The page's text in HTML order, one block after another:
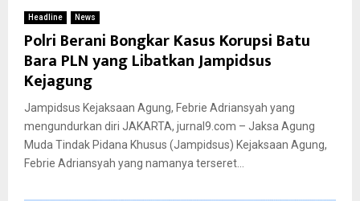
Headline News
Polri Berani Bongkar Kasus Korupsi Batu
Bara PLN yang Libatkan Jampidsus
Kejagung
Jampidsus Kejaksaan Agung, Febrie Adriansyah yang
mengundurkan diri JAKARTA, jurnal9.com – Jaksa Agung
Muda Tindak Pidana Khusus (Jampidsus) Kejaksaan Agung,
Febrie Adriansyah yang namanya terseret...